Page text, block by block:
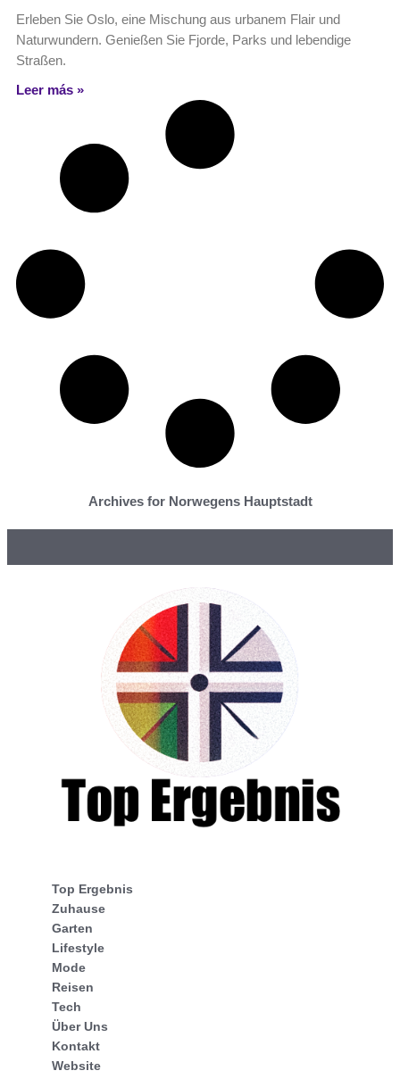
Erleben Sie Oslo, eine Mischung aus urbanem Flair und
Naturwundern. Genießen Sie Fjorde, Parks und lebendige
Straßen.
Leer más »
Archives for Norwegens Hauptstadt
Top Ergebnis
Zuhause
Garten
Lifestyle
Mode
Reisen
Tech
Über Uns
Kontakt
Website